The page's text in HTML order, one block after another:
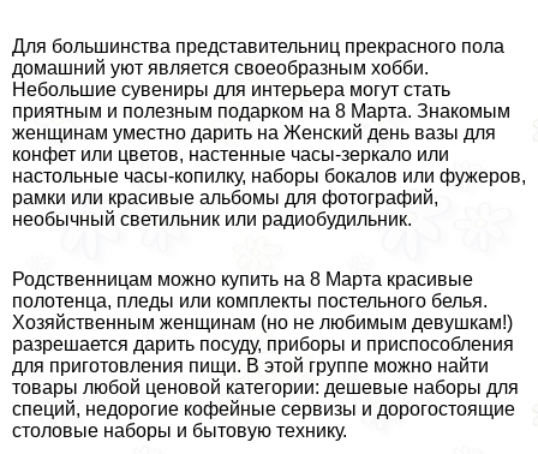
Для большинства представительниц прекрасного пола
домашний уют является своеобразным хобби.
Небольшие сувениры для интерьера могут стать
приятным и полезным подарком на 8 Марта. Знакомым
женщинам уместно дарить на Женский день вазы для
конфет или цветов, настенные часы-зеркало или
настольные часы-копилку, наборы бокалов или фужеров,
рамки или красивые альбомы для фотографий,
необычный светильник или радиобудильник.
Родственницам можно купить на 8 Марта красивые
полотенца, пледы или комплекты постельного белья.
Хозяйственным женщинам (но не любимым дeвyшкам!)
разрешается дарить посуду, приборы и приспособления
для приготовления пищи. В этой группе можно найти
товары любой ценовой категории: дешевые наборы для
специй, недорогие кофейные сервизы и дорогостоящие
столовые наборы и бытовую технику.